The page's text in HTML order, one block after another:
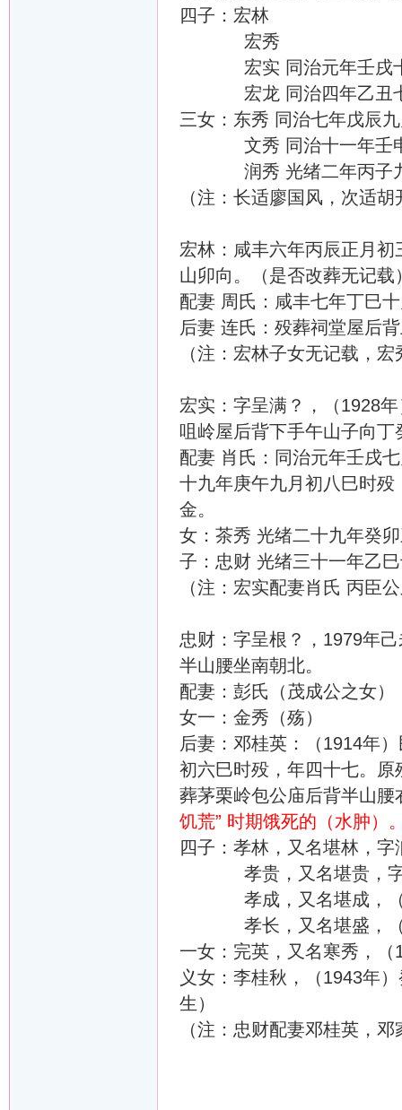
四子：宏林
宏秀
宏实 同治元年壬戌十
宏龙 同治四年乙丑七
三女：东秀 同治七年戊辰
文秀 同治十一年壬申
润秀 光绪二年丙子九
（注：长适廖国风，次适
宏林：咸丰六年丙辰正月
山卯向。（是否改葬无记载
配妻 周氏：咸丰七年丁巳
后妻 连氏：殁葬祠堂屋后
（注：宏林子女无记载，
宏实：字呈满？，（1928
咀岭屋后背下手午山子向丁
配妻 肖氏：同治元年壬戌
十九年庚午九月初八巳时
金。
女：茶秀 光绪二十九年癸
子：忠财 光绪三十一年乙
（注：宏实配妻肖氏 丙臣
忠财：字呈根？，1979年
半山腰坐南朝北。
配妻：彭氏（茂成公之女
女一：金秀（殇）
后妻：邓桂英：（1914年
初六巳时殁，年四十七。
葬茅栗岭包公庙后背半山腰
饥荒” 时期饿死的（水肿）
四子：孝林，又名堪林，
孝贵，又名堪贵，字润
孝成，又名堪成，（
孝长，又名堪盛，（
一女：完英，又名寒秀，
义女：李桂秋，（1943年
生）
（注：忠财配妻邓桂英，